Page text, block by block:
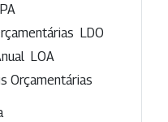
 LDO
 LOA
Orçamentárias